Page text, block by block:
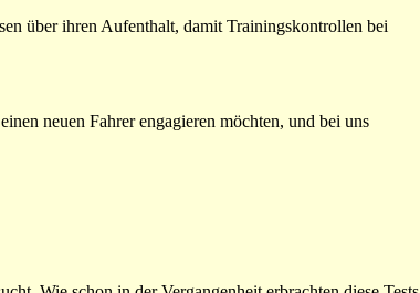
über ihren Aufenthalt, damit Trainingskontrollen bei
neuen Fahrer engagieren möchten, und bei uns